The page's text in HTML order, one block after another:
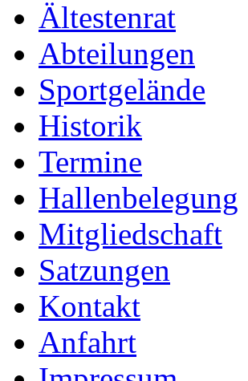
Ältestenrat
Abteilungen
Sportgelände
Historik
Termine
Hallenbelegung
Mitgliedschaft
Satzungen
Kontakt
Anfahrt